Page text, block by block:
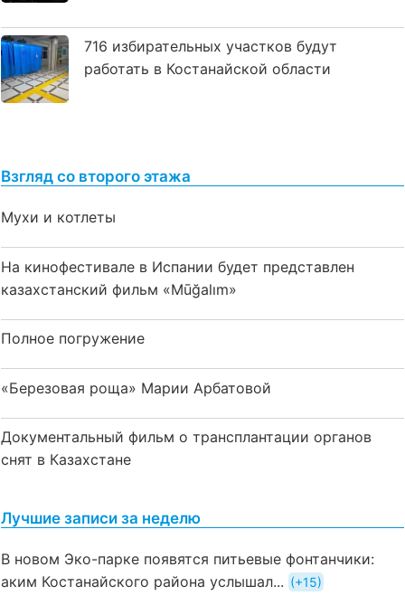
716 избирательных участков будут
работать в Костанайской области
Взгляд со второго этажа
Мухи и котлеты
На кинофестивале в Испании будет представлен
казахстанский фильм «Mūğalım»
Полное погружение
«Березовая роща» Марии Арбатовой
Документальный фильм о трансплантации органов
снят в Казахстане
Лучшие записи за неделю
В новом Эко-парке появятся питьевые фонтанчики:
аким Костанайского района услышал...
+15